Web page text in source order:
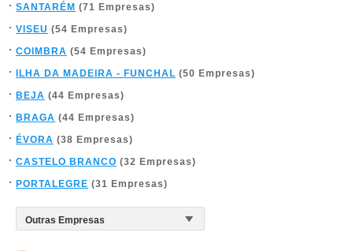
SANTARÉM (71 Empresas)
VISEU (54 Empresas)
COIMBRA (54 Empresas)
ILHA DA MADEIRA - FUNCHAL (50 Empresas)
BEJA (44 Empresas)
BRAGA (44 Empresas)
ÉVORA (38 Empresas)
CASTELO BRANCO (32 Empresas)
PORTALEGRE (31 Empresas)